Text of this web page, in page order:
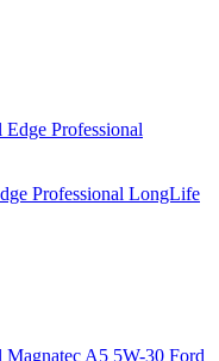
Professional LongLife